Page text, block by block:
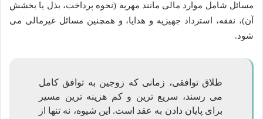
مسائل شامل موارد مالی مانند مهریه (نحوه پرداخت، بذل یا بخشش
آن)، نفقه، استرداد جهیزیه و هدایا، و همچنین مسائل غیرمالی می
شود.
طلاق توافقی، زمانی که زوجین به توافق کامل
می رسند، سریع ترین و کم هزینه ترین مسیر
برای پایان دادن به عقد است. این شیوه، نه تنها از